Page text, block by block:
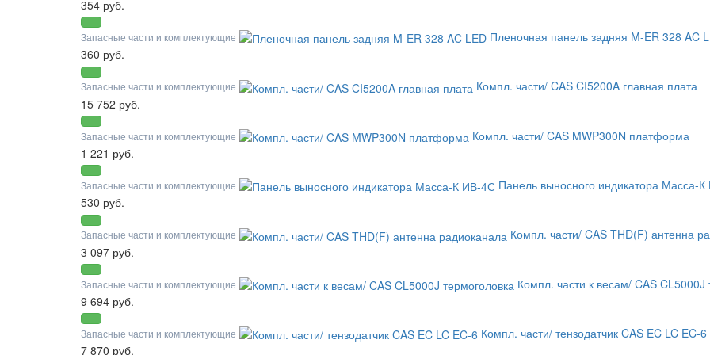
354 руб.
Запасные части и комплектующие
Пленочная панель задняя M-ER 328 AC
360 руб.
Запасные части и комплектующие
Компл. части/ CAS CI5200A главная плата
15 752 руб.
Запасные части и комплектующие
Компл. части/ CAS MWP300N платформа
1 221 руб.
Запасные части и комплектующие
Панель выносного индикатора Масса-
530 руб.
Запасные части и комплектующие
Компл. части/ CAS THD(F) антенна
3 097 руб.
Запасные части и комплектующие
Компл. части к весам/ CAS CL5000J
9 694 руб.
Запасные части и комплектующие
Компл. части/ тензодатчик CAS EC LC EC-6
7 870 руб.